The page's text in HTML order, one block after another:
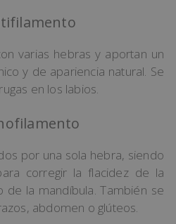
varias hebras y aportan un
y de apariencia natural. Se
en los labios.
por una sola hebra, siendo
corregir la flacidez de la
de la mandíbula. También se
abdomen o glúteos.